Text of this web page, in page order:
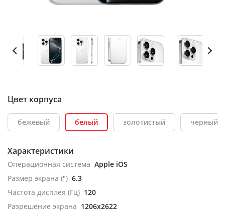
Цвет корпуса
бежевый белый золотистый черный
Характеристики
Операционная система Apple iOS
Размер экрана (") 6.3
Частота дисплея (Гц) 120
Разрешение экрана 1206x2622